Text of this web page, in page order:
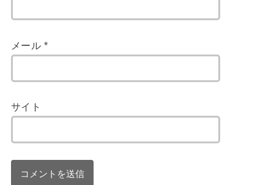
メール *
サイト